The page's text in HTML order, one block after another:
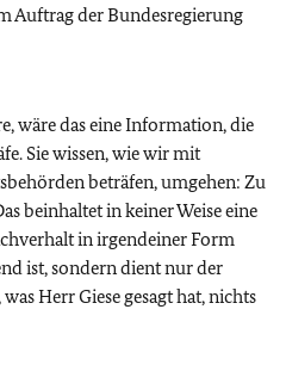
Auftrag der Bundesregierung
wäre das eine Information, die
Sie wissen, wie wir mit
beträfen, umgehen: Zu
beinhaltet in keiner Weise eine
in irgendeiner Form
ist, sondern dient nur der
Herr Giese gesagt hat, nichts